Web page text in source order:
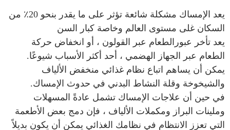
يعد الإمساك مشكلة شائعة تؤثر على ما يقدر بنحو 20٪ من
السكان غلى مستوى العالم وخاصة كبار السن
يعد تأخر عبورالطعام عبر القولون ، أو انخفاض حركة
الطعام عبر الجهاز الهضمي ، أحد أكثر الأسباب شيوعًا.
يمكن أن يساهم اتباع نظام غذائي منخفض الألياف
والشيخوخة وقلة النشاط البدني في حدوث الإمساك.
في حين أن علاجات الإمساك تشمل عادةً المسهلات
وملينات البراز ومكملات الألياف ، فإن دمج بعض الأطعمة
التي تعزز الانتظام في نظامك الغذائي يمكن أن يكون بديلاً